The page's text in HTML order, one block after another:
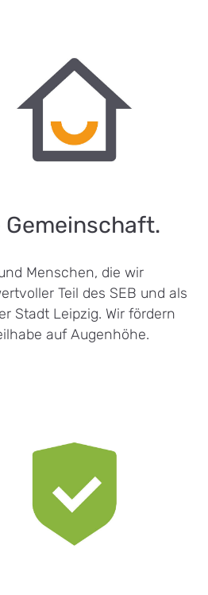
Gemeinschaft.
Menschen, die wir
Teil des SEB und als
Stadt Leipzig. Wir fördern
auf Augenhöhe.